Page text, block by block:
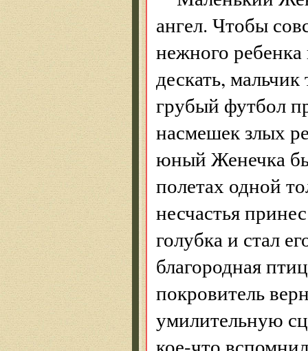
ангел. Чтобы
нежного
дескать,
грубый футбол
насмешек злых
юный Женечка
полетах одной
несчастья
голубка и стал
благородная
покровитель
умилительную